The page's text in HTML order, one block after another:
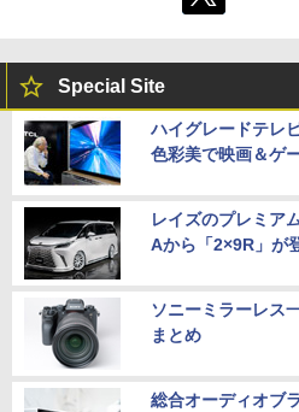
Special Site
ハイグレードテレ
色彩美で映画＆ゲ
レイズのプレミア
Aから「2×9R」が
ソニーミラーレス
まとめ
総合オーディオブ